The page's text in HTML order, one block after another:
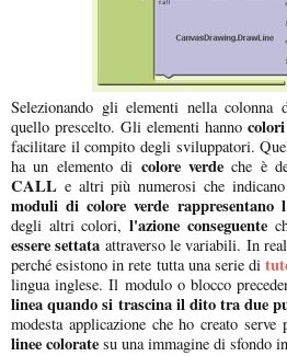
Selezionando gli elementi nella
quello prescelto. Gli elementi hanno
facilitare il compito degli sviluppatori.
ha un elemento di colore verdeche è
CALL e altri più numerosi che
moduli di colore verde rappresentano
degli altri colori,l'azione conseguente
essere settata attraverso le variabili. In
perché esistono in rete tutta una serie di
lingua inglese. Il modulo o blocco
linea quando si trascina il dito tra due
modesta applicazione che ho creato serve
linee colorate su una immagine di sfondo